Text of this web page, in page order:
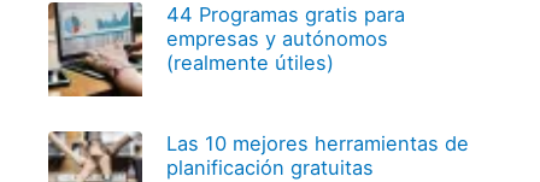
44 Programas gratis para
empresas y autónomos
(realmente útiles)
Las 10 mejores herramientas de
planificación gratuitas